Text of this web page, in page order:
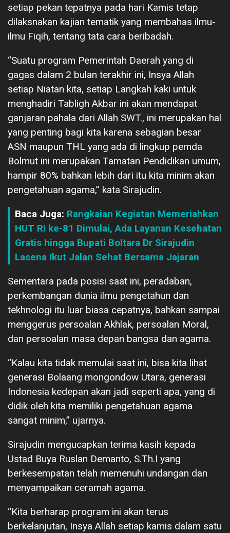
setiap pekan tepatnya pada hari Kamis tetap
dilaksnakan kajian tematik yang membahas ilmu-
ilmu Fiqih, tentang tata cara beribadah.
“Suatu program Pemerintah Daerah yang di
gagas dalam 2 bulan terakhir ini, Insya Allah
setiap Niatan kita, setiap Langkah kaki untuk
menghadiri Tabligh Akbar ini akan mendapat
ganjaran pahala dari Allah SWT., ini merupakan hal
yang penting bagi kita karena sebagian besar
ASN maupun THL yang ada di lingkup pemda
Bolmut ini merupakan Tamatan Pendidikan umum,
hampir 80% bahkan lebih dari itu kita minim akan
pengetahuan agama,” kata Sirajudin.
Baca Juga: Rangkaian Kegiatan Memeriahkan
HUT RI ke-81 Dimulai, Ada Layanan Kesehatan
Gratis hingga Bupati Boltara Dr Sirajudin
Lasena Ikut Jalan Sehat Bersama Jajaran
Sementara pada posisi saat ini, peradaban,
perkembangan dunia ilmu pengetahun dan
tekhnologi itu luar biasa cepatnya, bahkan sampai
menggerus persoalan Akhlak, persoalan Moral,
dan persoalan masa depan bangsa dan agama.
“Kalau kita tidak memulai saat ini, bisa kita lihat
generasi Bolaang mongondow Utara, generasi
Indonesia kedepan akan jadi seperti apa, yang di
didik oleh kita memiliki pengetahuan agama
sangat minim,” ujarnya.
Sirajudin mengucapkan terima kasih kepada
Ustad Buya Ruslan Demanto, S.Th.I yang
berkesempatan telah memenuhi undangan dan
menyampaikan ceramah agama.
“Kita berharap program ini akan terus
berkelanjutan, Insya Allah setiap kamis dalam satu